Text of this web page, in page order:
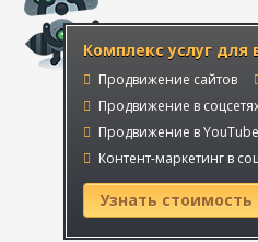
Комплекс услуг для
Продвижение сайтов
Продвижение в
Продвижение в YouTube
Контент-маркетинг в
Узнать стоимость